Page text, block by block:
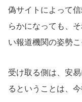
偽サイトによって
らかになっても、
い報道機関の姿勢
受け取る側は、安
るということは、